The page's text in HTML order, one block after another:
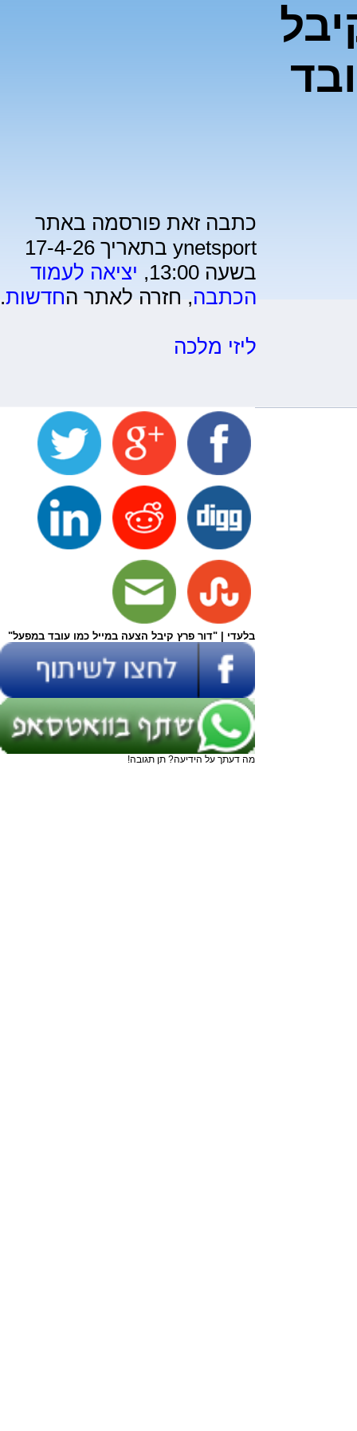
כתבה זאת פורסמה באתר
ynetsport בתאריך 17-4-26
בשעה 13:00,
יציאה לעמוד
הכתבה, חזרה לאתר החדשות.
ליזי מלכה
בלעדי | "דור פרץ קיבל הצעה במייל כמו עובד במפעל"
מה דעתך על הידיעה? תן תגובה!